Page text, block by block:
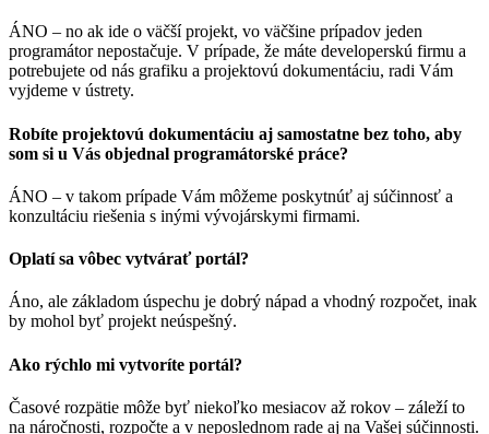
ÁNO – no ak ide o väčší projekt, vo väčšine prípadov jeden
programátor nepostačuje. V prípade, že máte developerskú firmu a
potrebujete od nás grafiku a projektovú dokumentáciu, radi Vám
vyjdeme v ústrety.
Robíte projektovú dokumentáciu aj samostatne bez toho, aby
som si u Vás objednal programátorské práce?
ÁNO – v takom prípade Vám môžeme poskytnúť aj súčinnosť a
konzultáciu riešenia s inými vývojárskymi firmami.
Oplatí sa vôbec vytvárať portál?
Áno, ale základom úspechu je dobrý nápad a vhodný rozpočet, inak
by mohol byť projekt neúspešný.
Ako rýchlo mi vytvoríte portál?
Časové rozpätie môže byť niekoľko mesiacov až rokov – záleží to
na náročnosti, rozpočte a v neposlednom rade aj na Vašej súčinnosti.